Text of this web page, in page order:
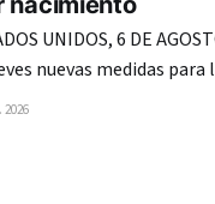
UNIDOS, 6 DE
nuevas medidas
claro que
2026